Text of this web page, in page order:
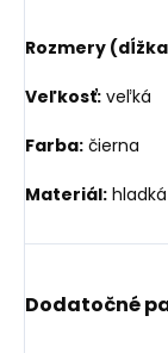
Rozmery
Veľkosť: veľká
Farba: čierna
Materiál: hladká
Dodatočné